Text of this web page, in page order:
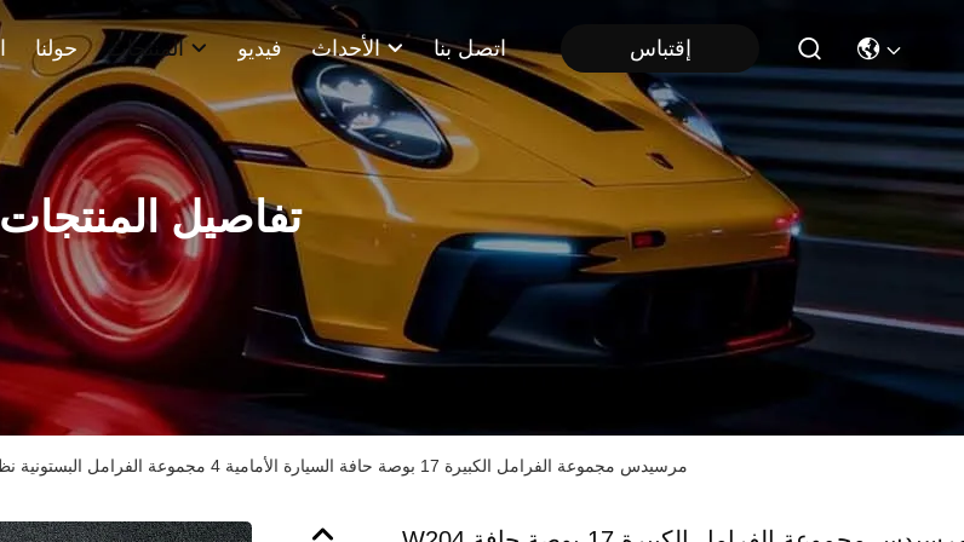
حولنا المنتجات فيديو الأحداث اتصل بنا إقتباس
تفاصيل المنتجات
W204 مرسيدس مجموعة الفرامل الكبيرة 17 بوصة حافة السيارة الأمامية 4 مجموعة الفرامل البستونية نظام الفرامل التلقائي